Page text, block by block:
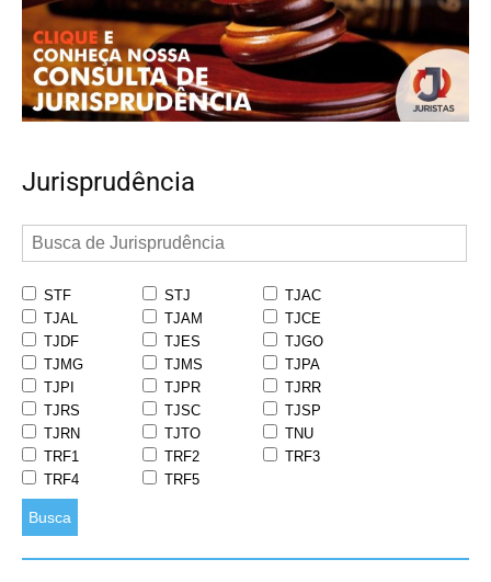
Jurisprudência
STF STJ
TJAC
TJAL
TJAM
TJCE
TJDF
TJES
TJGO
TJMG
TJMS
TJPA
TJPI
TJPR
TJRR
TJRS
TJSC
TJSP
TJRN
TJTO
TNU
TRF1
TRF2
TRF3
TRF4
TRF5
Busca